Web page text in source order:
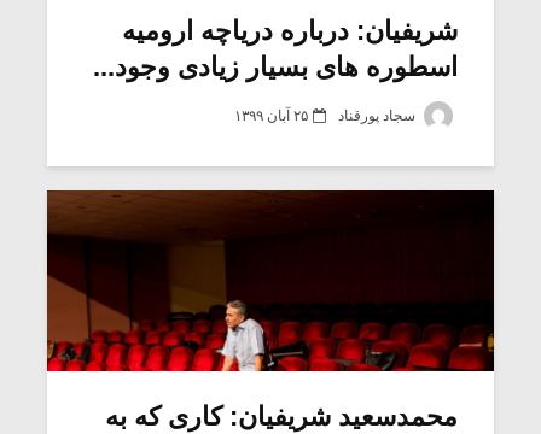
شریفیان: درباره دریاچه ارومیه
اسطوره های بسیار زیادی وجود...
سجاد پورقناد ۲۵ آبان ۱۳۹۹
محمدسعید شریفیان: کاری که به